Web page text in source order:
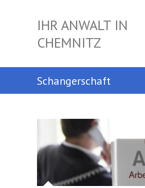
IHR ANWALT IN
CHEMNITZ
Schangerschaft